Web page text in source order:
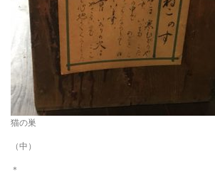
猫の巣
（中）
＊